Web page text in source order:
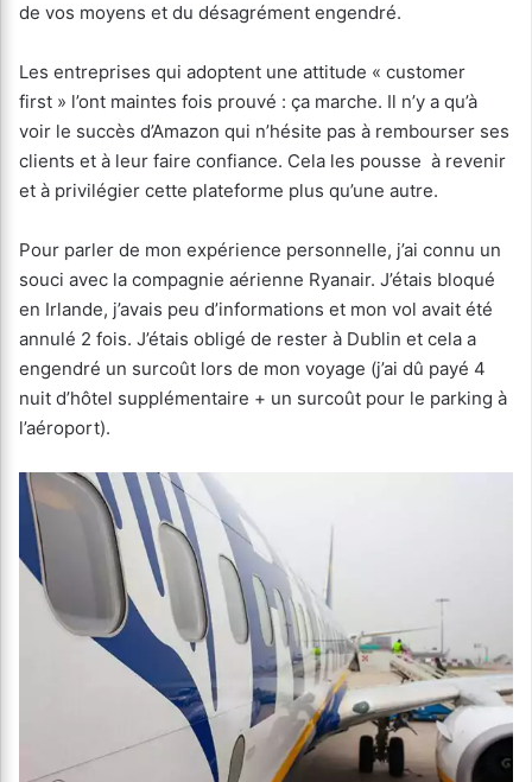
de vos moyens et du désagrément engendré.
Les entreprises qui adoptent une attitude « customer
first » l’ont maintes fois prouvé : ça marche. Il n’y a qu’à
voir le succès d’Amazon qui n’hésite pas à rembourser ses
clients et à leur faire confiance. Cela les pousse à revenir
et à privilégier cette plateforme plus qu’une autre.
Pour parler de mon expérience personnelle, j’ai connu un
souci avec la compagnie aérienne Ryanair. J’étais bloqué
en Irlande, j’avais peu d’informations et mon vol avait été
annulé 2 fois. J’étais obligé de rester à Dublin et cela a
engendré un surcoût lors de mon voyage (j’ai dû payé 4
nuit d’hôtel supplémentaire + un surcoût pour le parking à
l’aéroport).